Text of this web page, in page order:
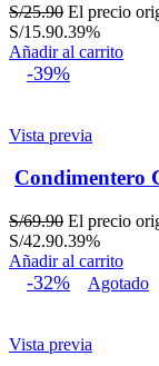
S/25.90 El precio
S/15.90.39%
Añadir al carrito
-39%
Vista previa
Condimentero
S/69.90 El precio
S/42.90.39%
Añadir al carrito
-32% Agotado
Vista previa